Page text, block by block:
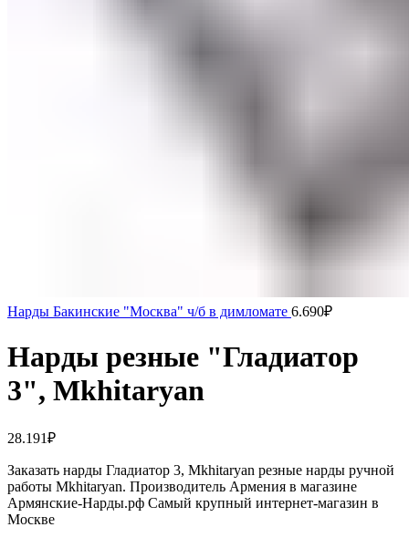
Нарды Бакинские "Москва" ч/б в димломате 6.690₽
Нарды резные "Гладиатор
3", Mkhitaryan
28.191₽
Заказать нарды Гладиатор 3, Mkhitaryan резные нарды ручной
работы Mkhitaryan. Производитель Армения в магазине
Армянские-Нарды.рф Самый крупный интернет-магазин в
Москве